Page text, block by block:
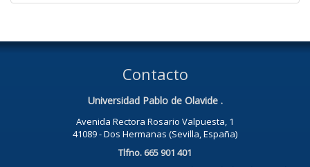
Contacto
Universidad Pablo de Olavide .
Avenida Rectora Rosario Valpuesta, 1
41089 - Dos Hermanas (Sevilla, España)
Tlfno. 665 901 401